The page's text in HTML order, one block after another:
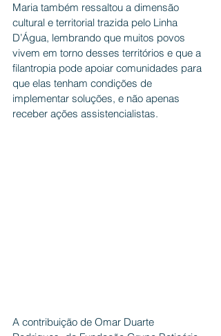
Maria também ressaltou a dimensão
cultural e territorial trazida pelo Linha
D’Água, lembrando que muitos povos
vivem em torno desses territórios e que a
filantropia pode apoiar comunidades para
que elas tenham condições de
implementar soluções, e não apenas
receber ações assistencialistas.
A contribuição de Omar Duarte